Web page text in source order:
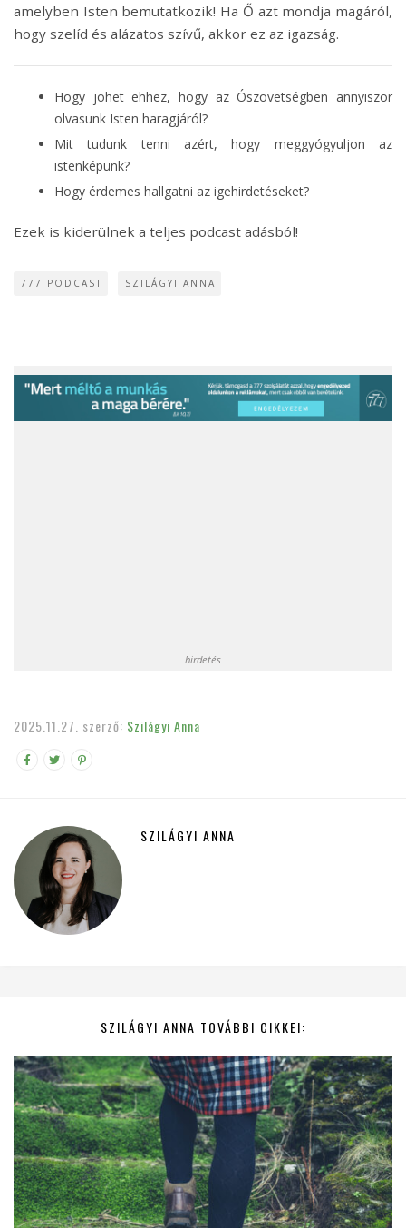
amelyben Isten bemutatkozik! Ha Ő azt mondja magáról,
hogy szelíd és alázatos szívű, akkor ez az igazság.
Hogy jöhet ehhez, hogy az Ószövetségben annyiszor
olvasunk Isten haragjáról?
Mit tudunk tenni azért, hogy meggyógyuljon az
istenképünk?
Hogy érdemes hallgatni az igehirdetéseket?
Ezek is kiderülnek a teljes podcast adásból!
777 PODCAST SZILÁGYI ANNA
hirdetés
2025.11.27. szerző: Szilágyi Anna
SZILÁGYI ANNA
SZILÁGYI ANNA TOVÁBBI CIKKEI: